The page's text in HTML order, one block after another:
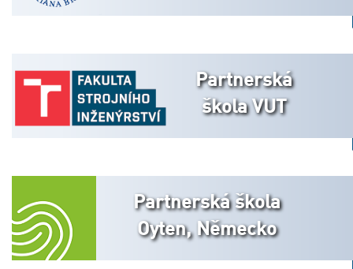
Partnerská
škola VUT
Partnerská škola
Oyten, Německo